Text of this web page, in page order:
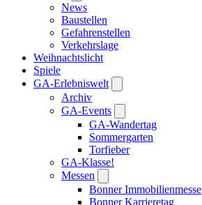
News
Baustellen
Gefahrenstellen
Verkehrslage
Weihnachtslicht
Spiele
GA-Erlebniswelt
Archiv
GA-Events
GA-Wandertag
Sommergarten
Torfieber
GA-Klasse!
Messen
Bonner Immobilienmesse
Bonner Karrieretag